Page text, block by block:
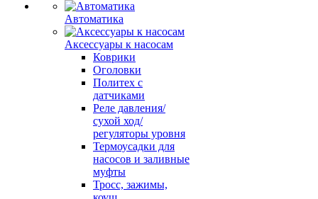
Автоматика
Аксессуары к насосам
Коврики
Оголовки
Политех с
датчиками
Реле давления/
сухой ход/
регуляторы уровня
Термоусадки для
насосов и заливные
муфты
Тросс, зажимы,